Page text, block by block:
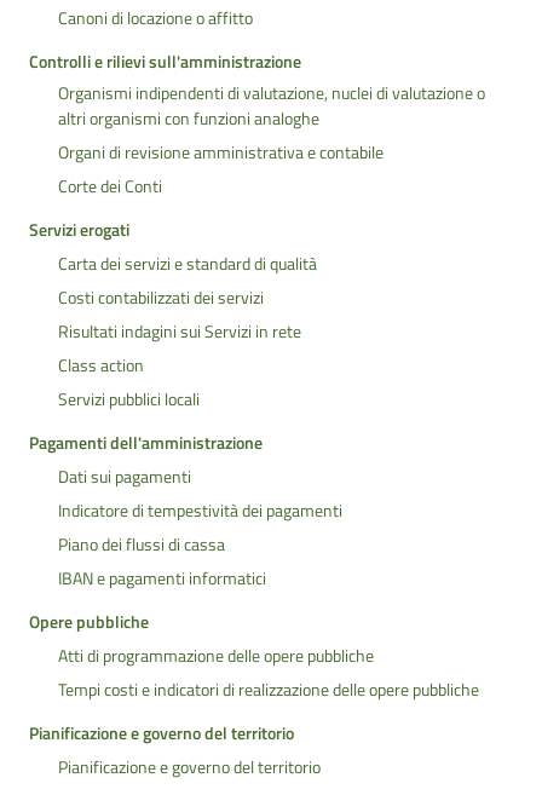
Canoni di locazione o affitto
Controlli e rilievi sull'amministrazione
Organismi indipendenti di valutazione, nuclei di valutazione o
altri organismi con funzioni analoghe
Organi di revisione amministrativa e contabile
Corte dei Conti
Servizi erogati
Carta dei servizi e standard di qualità
Costi contabilizzati dei servizi
Risultati indagini sui Servizi in rete
Class action
Servizi pubblici locali
Pagamenti dell'amministrazione
Dati sui pagamenti
Indicatore di tempestività dei pagamenti
Piano dei flussi di cassa
IBAN e pagamenti informatici
Opere pubbliche
Atti di programmazione delle opere pubbliche
Tempi costi e indicatori di realizzazione delle opere pubbliche
Pianificazione e governo del territorio
Pianificazione e governo del territorio